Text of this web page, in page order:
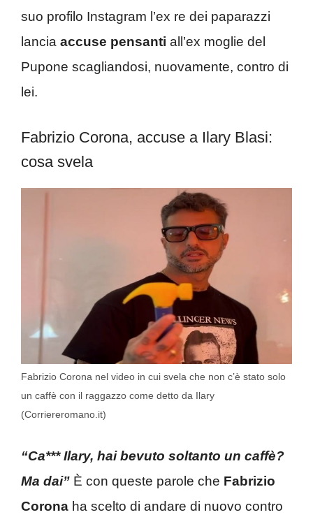
suo profilo Instagram l’ex re dei paparazzi
lancia accuse pensanti all’ex moglie del
Pupone scagliandosi, nuovamente, contro di
lei.
Fabrizio Corona, accuse a Ilary Blasi:
cosa svela
Fabrizio Corona nel video in cui svela che non c’è stato solo
un caffè con il raggazzo come detto da Ilary
(Corriereromano.it)
“Ca*** Ilary, hai bevuto soltanto un caffè?
Ma dai” È con queste parole che Fabrizio
Corona ha scelto di andare di nuovo contro